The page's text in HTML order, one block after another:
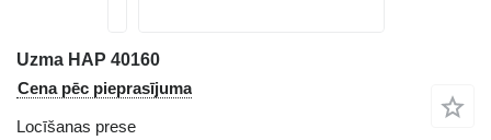
Uzma HAP 40160
Cena pēc pieprasījuma
Locīšanas prese